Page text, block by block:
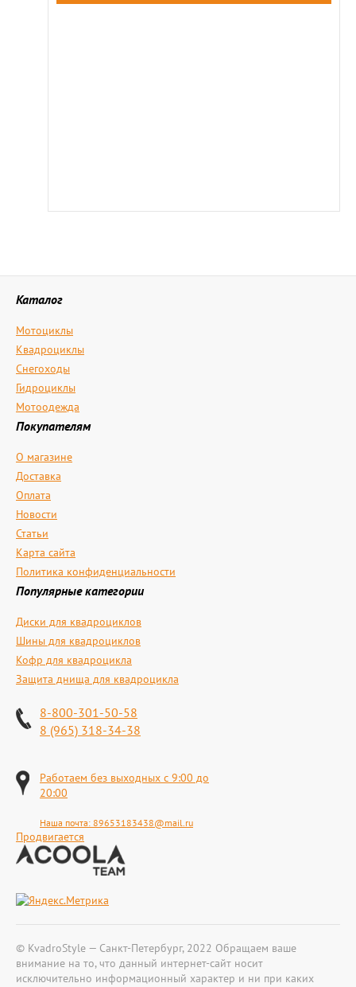
Каталог
Мотоциклы
Квадроциклы
Снегоходы
Гидроциклы
Мотоодежда
Покупателям
О магазине
Доставка
Оплата
Новости
Статьи
Карта сайта
Политика конфиденциальности
Популярные категории
Диски для квадроциклов
Шины для квадроциклов
Кофр для квадроцикла
Защита днища для квадроцикла
8-800-301-50-58
8 (965) 318-34-38
Работаем без выходных с 9:00 до
20:00
Наша почта: 89653183438@mail.ru
Продвигается
© KvadroStyle — Санкт-Петербург, 2022 Обращаем ваше
внимание на то, что данный интернет-сайт носит
исключительно информационный характер и ни при каких